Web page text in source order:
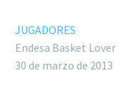
JUGADORES
Endesa Basket Lover
30 de marzo de 2013